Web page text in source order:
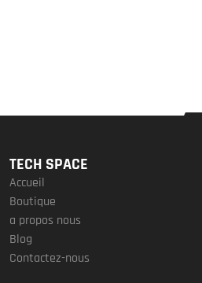
TECH SPACE
Accueil
Boutique
a propos nous
Blog
Contactez-nous